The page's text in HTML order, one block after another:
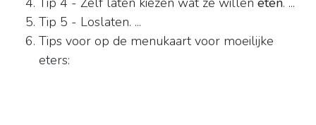
Tip 5 - Loslaten. ...
Tips voor op de menukaart voor moeilijke
eters: